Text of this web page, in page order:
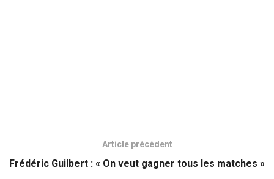
Article précédent
Frédéric Guilbert : « On veut gagner tous les matches »